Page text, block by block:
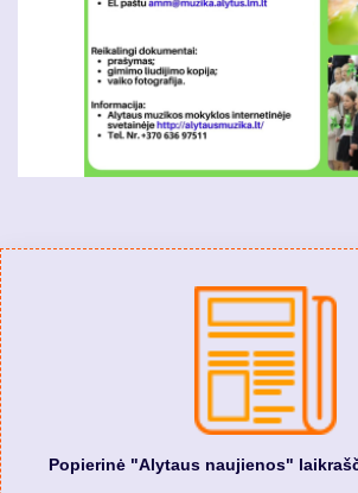
Popierinė "Alytaus naujienos"